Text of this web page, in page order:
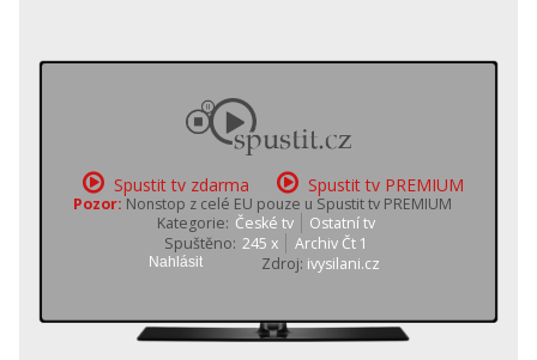
Spustit tv zdarma Spustit tv PREMIUM
Pozor: Nonstop z celé EU pouze u Spustit tv PREMIUM
Kategorie: České tv
Ostatní tv
Spuštěno: 245 x Archiv Čt 1
Nahlásit Zdroj: ivysilani.cz